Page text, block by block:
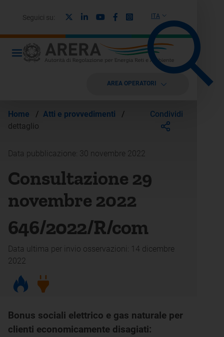
ITA
Seguici su: LinkedinYoutubeFacebook
Instagram
AREA OPERATORI
Home / Atti e provvedimenti
/
dettaglio
Condividi
Data pubblicazione: 30 novembre 2022
Consultazione 29
novembre 2022
646/2022/R/com
Data ultima per invio osservazioni: 14 dicembre
2022
Bonus sociali elettrico e gas naturale per
clienti economicamente disagiati: